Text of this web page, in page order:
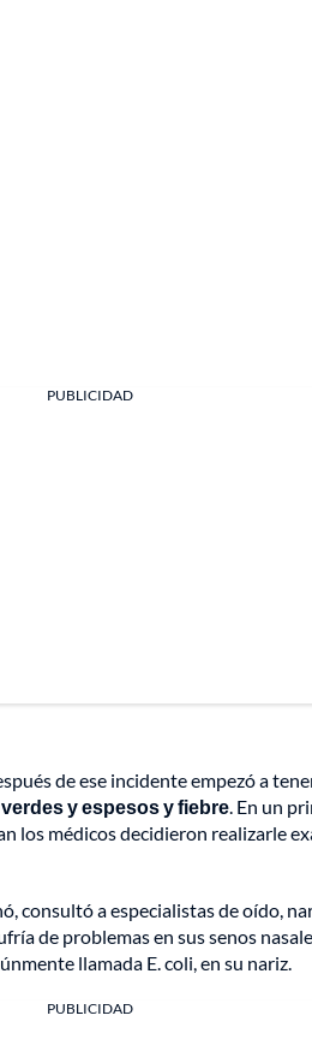
PUBLICIDAD
de ese incidente empezó a
y espesos y fiebre. En un
los médicos decidieron realizarle
consultó a especialistas de oído,
de problemas en sus senos
llamada E. coli, en su nariz.
PUBLICIDAD